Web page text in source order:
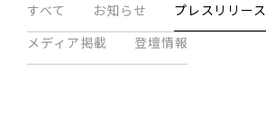
すべて お知らせ プレスリリース
メディア掲載
登壇情報